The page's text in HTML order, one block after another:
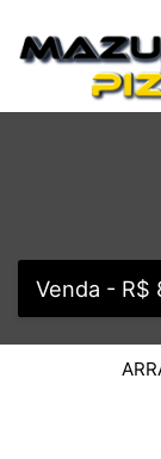
Venda - R$